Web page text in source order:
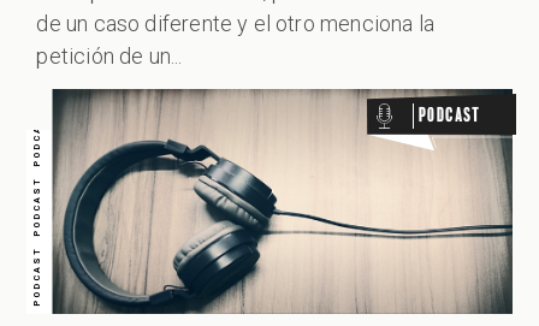
de un caso diferente y el otro menciona la
petición de un...
Podcast